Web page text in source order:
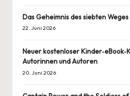
Das Geheimnis des siebten
22. Juni 2026
Neuer kostenloser
Autorinnen und Autoren
20. Juni 2026